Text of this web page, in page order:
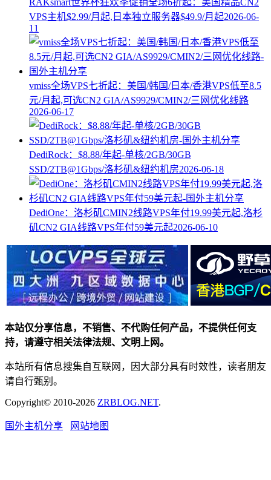
RAKsmart世界杯狂欢季促销全场6折起：美国精品CN2
VPS主机$2.99/月起,日本独立服务器$49.9/月起2026-06-
11
vmiss全场VPS七折起：美国/韩国/日本/香港VPS低至8.5
元/月起,可选CN2 GIA/AS9929/CMIN2/三网优化线路
2026-06-17
DediRock：$8.88/年起-单核/2GB/30GB
SSD/2TB@1Gbps/洛杉矶&纽约机房2026-06-18
DediOne：洛杉矶CMIN2线路VPS年付19.99美元起,洛杉
矶CN2 GIA线路VPS年付59美元起2026-06-10
本站仅分享信息，不销售、不代购任何产品，不提供任何支
持，请遵守相关法律法规、文明上网。
本站所有信息搜集自互联网，因大部分具有时效性，读者朋友
请自行甄别。
Copyright© 2010-2026 ZRBLOG.NET.
国外主机分享 网站地图